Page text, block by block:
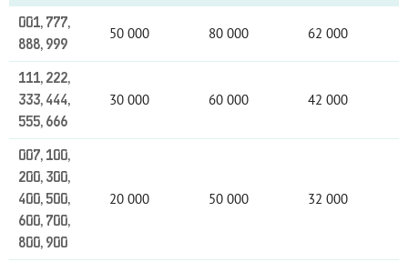
001, 777,
888, 999
50 000 80 000 62 000
111, 222,
333, 444,
555, 666
30 000 60 000 42 000
007, 100,
200, 300,
400, 500,
600, 700,
800, 900
20 000 50 000 32 000